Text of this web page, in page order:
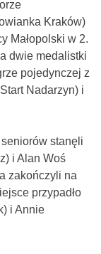
Kraków)
Małopolski w 2.
dwie medalistki
pojedynczej z
Nadarzyn) i
stanęli
i Alan Woś
zakończyli na
przypadło
i Annie